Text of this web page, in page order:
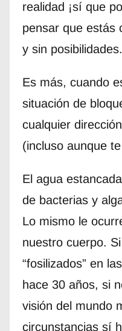
realidad ¡sí que
pensar que estás
y sin posibilidades.
Es más, cuando
situación de
cualquier
(incluso aunque
El agua
de bacterias y
Lo mismo le
nuestro cuerpo.
“fosilizados” en
hace 30 años, si
visión del mundo
circunstancias sí